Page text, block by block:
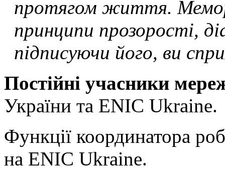
протягом життя.
принципи прозорості,
підписуючи його, ви
Постійні учасники
України та ENIC Ukraine.
Функції координатора
на ENIC Ukraine.